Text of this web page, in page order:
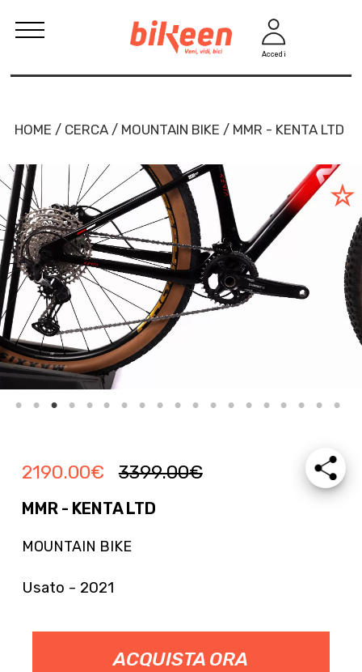
Accedi
HOME / CERCA / MOUNTAIN BIKE / MMR - KENTA LTD
2190.00€ 3399.00€
MMR - KENTA LTD
MOUNTAIN BIKE
Usato - 2021
ACQUISTA ORA